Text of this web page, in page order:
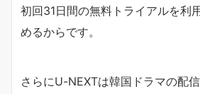
初回31日間の無料トライアルを利
めるからです。
さらにU-NEXTは韓国ドラマの配信